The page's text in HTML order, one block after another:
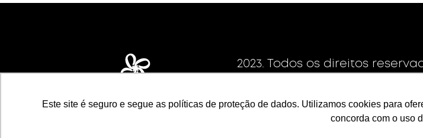
Este site é seguro e segue as políticas de proteção de dados. Utilizamos cookies para
concorda com o uso
2023. Todos os direitos
ECS INDUSTRIA IMPORTACAO E